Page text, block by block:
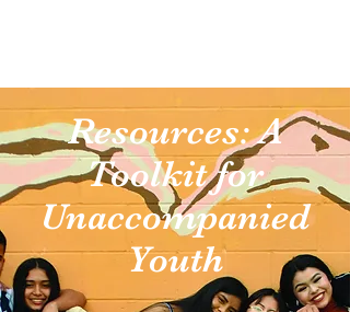
Resources: A
Toolkit for
Unaccompanied
Youth